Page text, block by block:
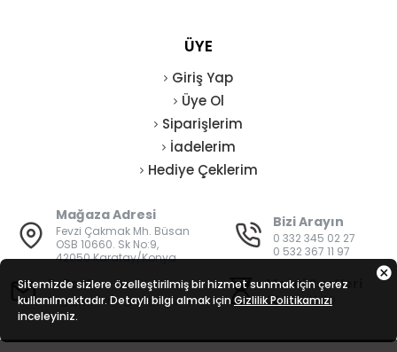
ÜYE
Giriş Yap
Üye Ol
Siparişlerim
İadelerim
Hediye Çeklerim
Mağaza Adresi
Fevzi Çakmak Mh. Büsan
OSB 10660. Sk No:9,
42050 Karatay/Konya
Bizi Arayın
0 332 345 02 27
0 532 367 11 97
E-Posta
bilgi@vatanisguvenligi.com
Mesai Saatleri
08:00 - 19:00
Sitemizde sizlere özelleştirilmiş bir hizmet sunmak için çerez
kullanılmaktadır. Detaylı bilgi almak için Gizlilik Politikamızı
inceleyiniz.